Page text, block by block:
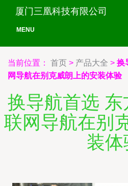
厦门三凰科技有限公司
MENU
当前位置： 首页 > 产品大全 > 换
网导航在别克威朗上的安装体验
换导航首选
联网导航在别
装体